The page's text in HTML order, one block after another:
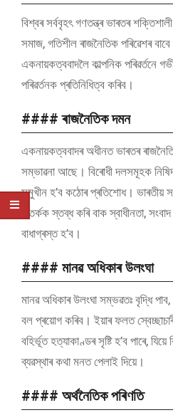
বিশ্বৰ সৰ্ববৃহৎ গণতন্ত্ৰ ভাৰতৰ শক্তিশালী
সমাজ, গতিশীল ৰাজনৈতিক পৰিৱেশৰ
একনায়কত্ববাদলৈ কাল্পনিক পৰিৱৰ্তনে
পৰিৱৰ্তনক প্ৰতিনিধিত্ব কৰিব।
#### ৰাজনৈতিক দমন
একনায়কত্ববাদৰ অধীনত ভাৰতৰ
সম্ভাৱনা আছে। বিৰোধী দলসমূহক
সন্মুখীন হ’ব কঠোৰ প্ৰতিশোধ। ভাৰতীয়
বিতৰ্কক স্তব্ধ কৰি বাক স্বাধীনতা,
বাধাগ্ৰস্ত হ’ব।
#### মানৱ অধিকাৰ উলংঘা
মানৱ অধিকাৰ উলংঘা সম্ভৱতঃ বৃদ্ধি পাব,
বল প্ৰয়োগ কৰিব। ইয়াৰ ফলত
বহিৰ্ভূত হত্যাকাণ্ডৰ সৃষ্টি হ’ব পাৰে,
ব্যৱস্থাৰ কথা মনত পেলাই দিয়ে।
#### অৰ্থনৈতিক পৰিণতি